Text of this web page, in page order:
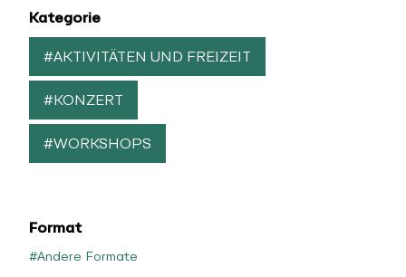
Kategorie
#AKTIVITÄTEN UND FREIZEIT
#KONZERT
#WORKSHOPS
Format
#Andere Formate